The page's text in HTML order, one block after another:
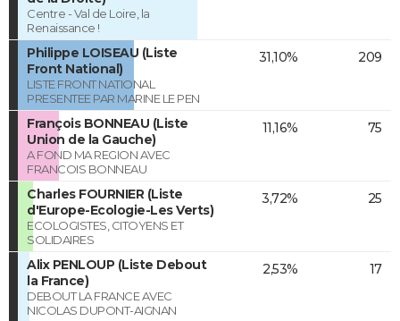
Centre - Val de Loire, la
Renaissance !
Philippe LOISEAU (Liste
Front National)
LISTE FRONT NATIONAL
PRESENTEE PAR MARINE LE PEN
31,10% 209
François BONNEAU (Liste
Union de la Gauche)
A FOND MA REGION AVEC
FRANCOIS BONNEAU
11,16% 75
Charles FOURNIER (Liste
d'Europe-Ecologie-Les Verts)
ECOLOGISTES, CITOYENS ET
SOLIDAIRES
3,72% 25
Alix PENLOUP (Liste Debout
la France)
DEBOUT LA FRANCE AVEC
NICOLAS DUPONT-AIGNAN
2,53% 17